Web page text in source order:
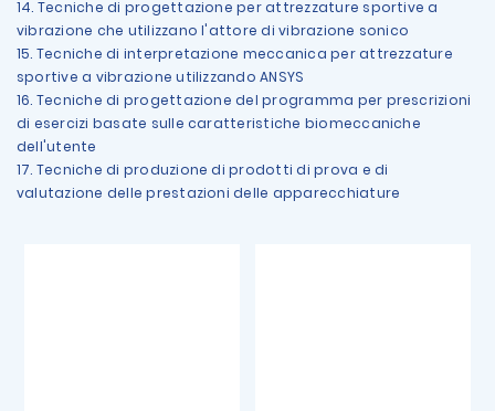
14. Tecniche di progettazione per attrezzature sportive a
vibrazione che utilizzano l'attore di vibrazione sonico
15. Tecniche di interpretazione meccanica per attrezzature
sportive a vibrazione utilizzando ANSYS
16. Tecniche di progettazione del programma per prescrizioni
di esercizi basate sulle caratteristiche biomeccaniche
dell'utente
17. Tecniche di produzione di prodotti di prova e di
valutazione delle prestazioni delle apparecchiature